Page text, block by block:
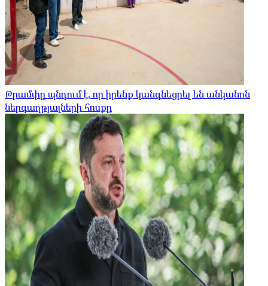
Թրամփը պնդում է, որ իրենք կանգնեցրել են անկանոն
ներգաղթյալների հոսքը